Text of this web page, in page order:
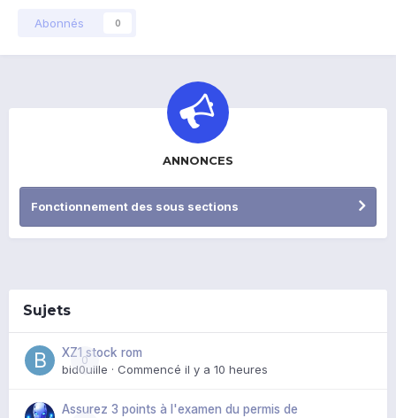
Abonnés 0
ANNONCES
Fonctionnement des sous sections
Sujets
0
XZ1 stock rom
bid0uille · Commencé il y a 10 heures
Assurez 3 points à l'examen du permis de